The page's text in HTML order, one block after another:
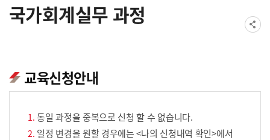
국가회계실무 과정
교육신청안내
동일 과정을 중복으로 신청 할 수 없습니다.
일정 변경을 원할 경우에는 <나의 신청내역 확인>에서